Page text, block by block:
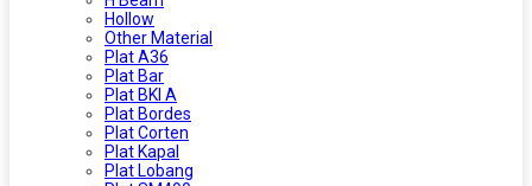
Hollow
Other Material
Plat A36
Plat Bar
Plat BKI A
Plat Bordes
Plat Corten
Plat Kapal
Plat Lobang